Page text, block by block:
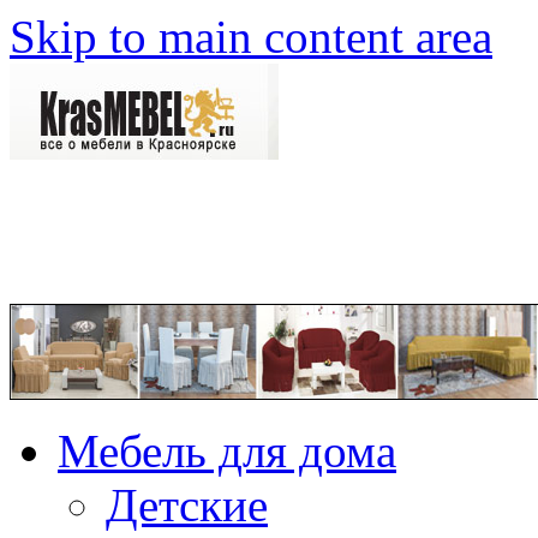
Skip to main content area
Мебель для дома
Детские